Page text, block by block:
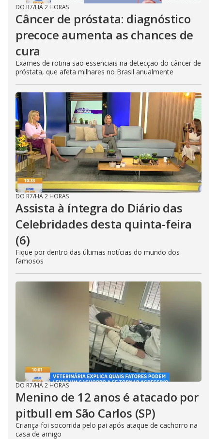
DO R7/HÁ 2 HORAS
Câncer de próstata: diagnóstico
precoce aumenta as chances de
cura
Exames de rotina são essenciais na detecção do câncer de
próstata, que afeta milhares no Brasil anualmente
DO R7/HÁ 2 HORAS
Assista à íntegra do Diário das
Celebridades desta quinta-feira
(6)
Fique por dentro das últimas notícias do mundo dos
famosos
DO R7/HÁ 2 HORAS
Menino de 12 anos é atacado por
pitbull em São Carlos (SP)
Criança foi socorrida pelo pai após ataque de cachorro na
casa de amigo